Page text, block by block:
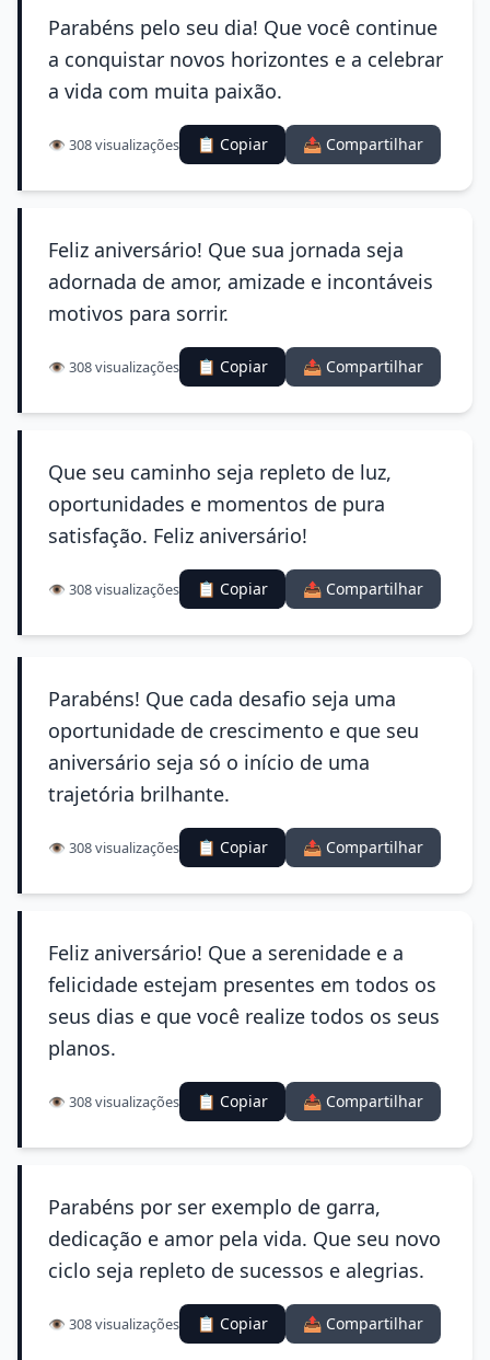
Parabéns pelo seu dia! Que você continue
a conquistar novos horizontes e a celebrar
a vida com muita paixão.
👁️ 308 visualizações 📋 Copiar 📤 Compartilhar
Feliz aniversário! Que sua jornada seja
adornada de amor, amizade e incontáveis
motivos para sorrir.
👁️ 308 visualizações 📋 Copiar 📤 Compartilhar
Que seu caminho seja repleto de luz,
oportunidades e momentos de pura
satisfação. Feliz aniversário!
👁️ 308 visualizações 📋 Copiar 📤 Compartilhar
Parabéns! Que cada desafio seja uma
oportunidade de crescimento e que seu
aniversário seja só o início de uma
trajetória brilhante.
👁️ 308 visualizações 📋 Copiar 📤 Compartilhar
Feliz aniversário! Que a serenidade e a
felicidade estejam presentes em todos os
seus dias e que você realize todos os seus
planos.
👁️ 308 visualizações 📋 Copiar 📤 Compartilhar
Parabéns por ser exemplo de garra,
dedicação e amor pela vida. Que seu novo
ciclo seja repleto de sucessos e alegrias.
👁️ 308 visualizações 📋 Copiar 📤 Compartilhar